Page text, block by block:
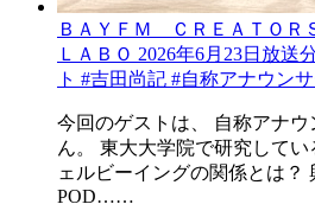
ＢＡＹＦＭ ＣＲＥＡＴＯＲ
ＬＡＢＯ 2026年6月23日放
ト #吉田尚記 #自称アナウン
今回のゲストは、 自称アナ
ん。 東大大学院で研究して
ェルビーイングの関係とは？
POD……